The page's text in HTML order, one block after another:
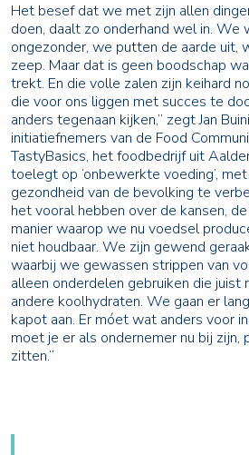
Het besef dat we met zijn allen
doen, daalt zo onderhand wel in. We
ongezonder, we putten de aarde uit,
zeep. Maar dat is geen boodschap
trekt. En die volle zalen zijn keihard
die voor ons liggen met succes te
anders tegenaan kijken,’’ zegt Jan
initiatiefnemers van de Food
TastyBasics, het foodbedrijf uit
toelegt op ‘onbewerkte voeding’,
gezondheid van de bevolking te
het vooral hebben over de kansen,
manier waarop we nu voedsel
niet houdbaar. We zijn gewend
waarbij we gewassen strippen van
alleen onderdelen gebruiken die juist
andere koolhydraten. We gaan er
kapot aan. Er móet wat anders voor
moet je er als ondernemer nu bij zijn,
zitten.’’